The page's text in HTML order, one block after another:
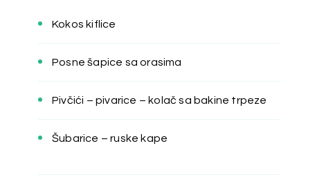
Kokos kiflice
Posne šapice sa orasima
Pivčići – pivarice – kolač sa bakine trpeze
Šubarice – ruske kape